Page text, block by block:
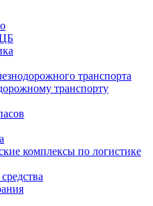
транспорта
транспорту
комплексы по логистике